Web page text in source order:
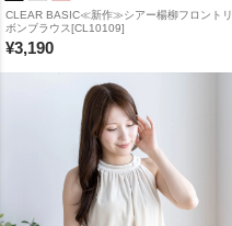
CLEAR BASIC≪新作≫シアー楊柳フロントリ
ボンブラウス[CL10109]
¥3,190